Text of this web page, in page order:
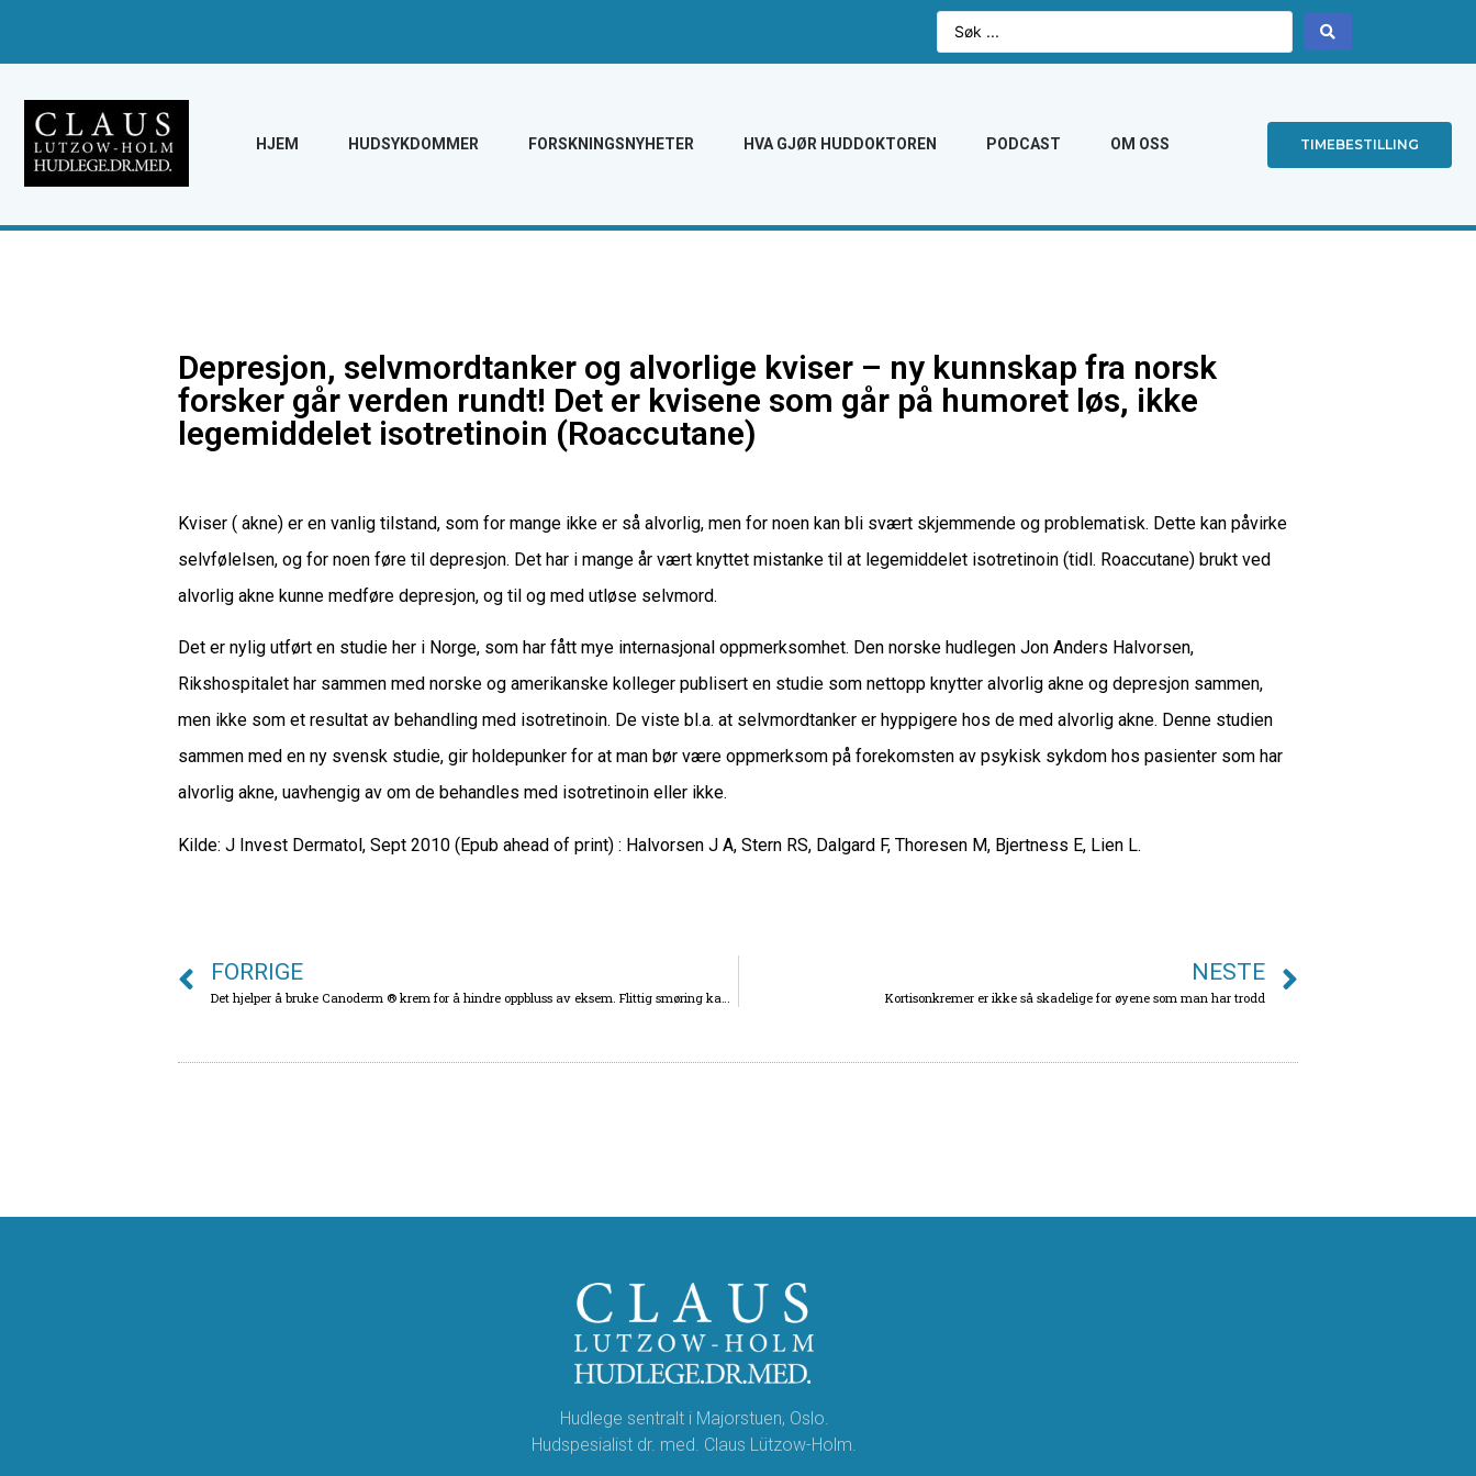
HJEM HUDSYKDOMMER FORSKNINGSNYHETER HVA GJØR HUDDOKTOREN PODCAST OM OSS TIMEBESTILLING
Depresjon, selvmordtanker og alvorlige kviser – ny kunnskap fra norsk
forsker går verden rundt! Det er kvisene som går på humoret løs, ikke
legemiddelet isotretinoin (Roaccutane)
Kviser ( akne) er en vanlig tilstand, som for mange ikke er så alvorlig, men for noen kan bli svært skjemmende og problematisk. Dette kan påvirke
selvfølelsen, og for noen føre til depresjon. Det har i mange år vært knyttet mistanke til at legemiddelet isotretinoin (tidl. Roaccutane) brukt ved
alvorlig akne kunne medføre depresjon, og til og med utløse selvmord.
Det er nylig utført en studie her i Norge, som har fått mye internasjonal oppmerksomhet. Den norske hudlegen Jon Anders Halvorsen,
Rikshospitalet har sammen med norske og amerikanske kolleger publisert en studie som nettopp knytter alvorlig akne og depresjon sammen,
men ikke som et resultat av behandling med isotretinoin. De viste bl.a. at selvmordtanker er hyppigere hos de med alvorlig akne. Denne studien
sammen med en ny svensk studie, gir holdepunker for at man bør være oppmerksom på forekomsten av psykisk sykdom hos pasienter som har
alvorlig akne, uavhengig av om de behandles med isotretinoin eller ikke.
Kilde: J Invest Dermatol, Sept 2010 (Epub ahead of print) : Halvorsen J A, Stern RS, Dalgard F, Thoresen M, Bjertness E, Lien L.
FORRIGE
Det hjelper å bruke Canoderm ® krem for å hindre oppbluss av eksem. Flittig smøring kan hjelpe!
NESTE
Kortisonkremer er ikke så skadelige for øyene som man har trodd
Hudlege sentralt i Majorstuen, Oslo.
Hudspesialist dr. med. Claus Lützow-Holm.